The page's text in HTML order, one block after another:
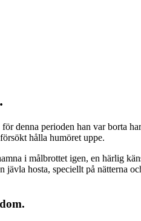
denna perioden han var borta
hålla humöret uppe.
i målbrottet igen, en härlig
hosta, speciellt på nätterna